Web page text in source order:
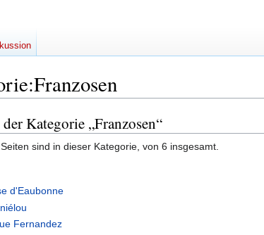
:Franzosen
Kategorie „Franzosen“
sind in dieser Kategorie, von 6 insgesamt.
d'Eaubonne
Fernandez